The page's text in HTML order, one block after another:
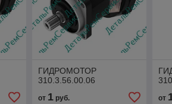
ГИДРОМОТОР
310.3.56.00.06
от 1руб. от